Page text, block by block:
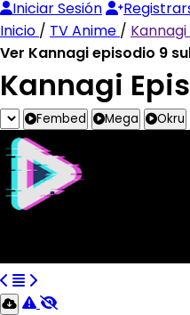
Iniciar Sesión
Inicio / TV Anime / Kannagi
Ver Kannagi episodio 9
Kannagi
Fembed Mega Okru